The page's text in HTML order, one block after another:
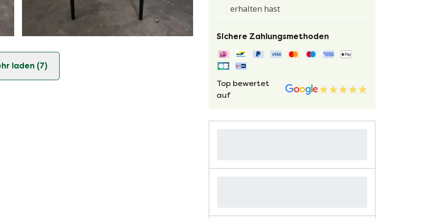
laden (7)
erhalten hast
Sichere Zahlungsmethoden
Top bewertet
auf